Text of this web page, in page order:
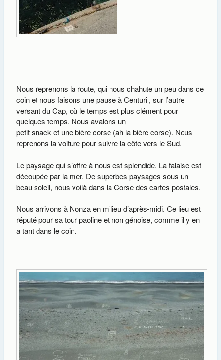
Nous reprenons la route, qui nous chahute un peu dans ce
coin et nous faisons une pause à Centuri , sur l’autre
versant du Cap, où le temps est plus clément pour
quelques temps. Nous avalons un
petit snack et une bière corse (ah la bière corse). Nous
reprenons la voiture pour suivre la côte vers le Sud.
Le paysage qui s’offre à nous est splendide. La falaise est
découpée par la mer. De superbes paysages sous un
beau soleil, nous voilà dans la Corse des cartes postales.
Nous arrivons à Nonza en milieu d’après-midi. Ce lieu est
réputé pour sa tour paoline et non génoise, comme il y en
a tant dans le coin.